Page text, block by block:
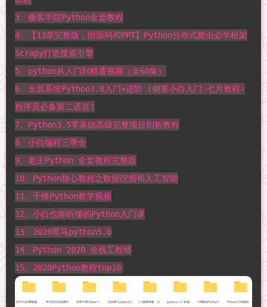
3、极客学院Python全套教程
4、【13章完整版，附源码和PPT】Python分布式爬虫必学框架
Scrapy打造搜索引擎
5、python从入门到精通视频（全60集）
6、全面系统Python3.8入门+进阶 (侧重小白入门-七月教程-
程序员必备第二语言)
7、Python3.5零基础高级完整项目剖析教程
8、小白编程三季全
9、老王Python 全套教程完整版
10、Python核心教程之数据挖掘和人工智能
11、千锋Python教学视频
12、小白也能听懂的Python入门课
13、2020黑马python5.0
14、Python 2020 全栈工程师
15、2020Python教程top10